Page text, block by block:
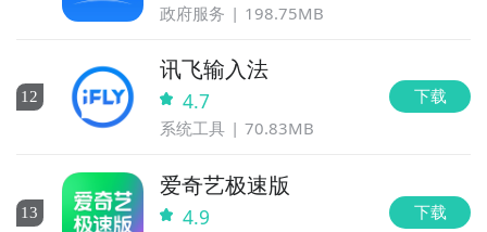
政府服务 198.75MB
12
讯飞输入法
4.7
系统工具 70.83MB
下载
13
爱奇艺极速版
4.9 下载